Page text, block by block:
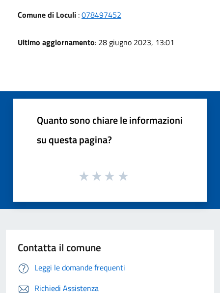
Comune di Loculi :078497452
Ultimo aggiornamento: 28 giugno 2023, 13:01
Quanto sono chiare le informazioni
su questa pagina?
Contatta il comune
Leggi le domande frequenti
Richiedi Assistenza